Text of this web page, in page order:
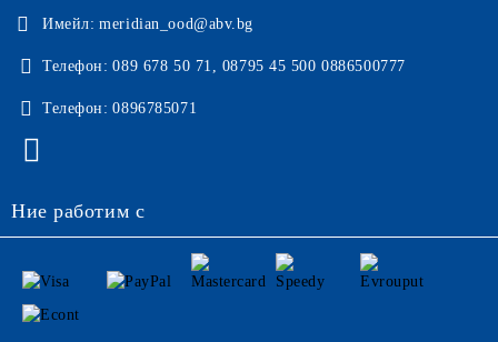
Имейл: meridian_ood@abv.bg
Телефон: 089 678 50 71, 08795 45 500 0886500777
Телефон: 0896785071
Ние работим с